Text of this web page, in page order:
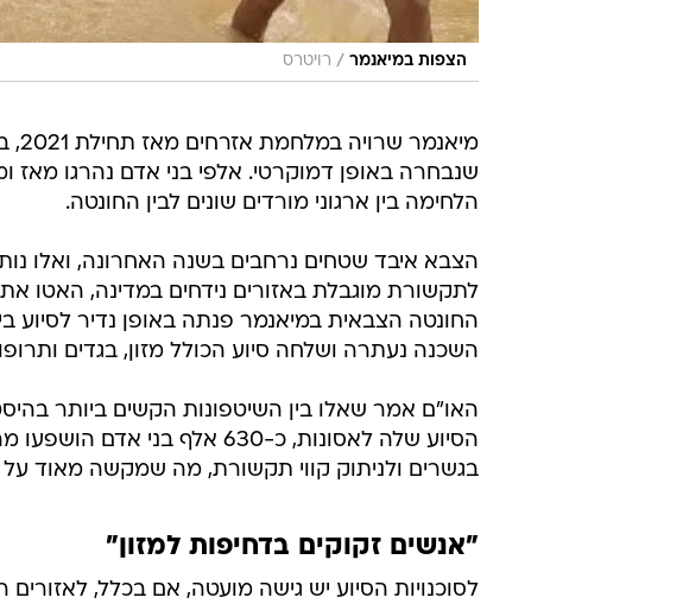
הצפות במיאנמר / רויטרס
שנבחרה באופן דמוקרטי. אלפי בני אדם נהרגו מאז
הלחימה בין ארגוני מורדים שונים לבין החונטה.
הצבא איבד שטחים נרחבים בשנה האחרונה, ואלו
לתקשורת מוגבלת באזורים נידחים במדינה, האטו
החונטה הצבאית במיאנמר פנתה באופן נדיר לסיוע
השכנה נעתרה ושלחה סיוע הכולל מזון, בגדים
האו"ם אמר שאלו בין השיטפונות הקשים ביותר
הסיוע שלה לאסונות, כ-630 אלף
בגשרים ולניתוק קווי תקשורת, מה שמקשה מאוד על
"אנשים זקוקים בדחיפות למזון"
לסוכנויות הסיוע יש גישה מועטה, אם בכלל,